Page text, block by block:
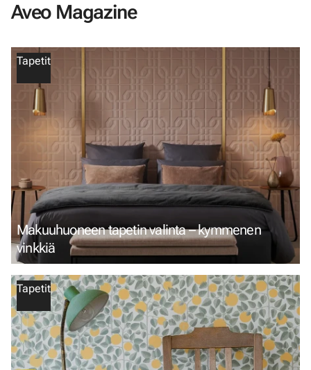
Aveo Magazine
Tapetit
Makuuhuoneen tapetin valinta – kymmenen
vinkkiä
Tapetit